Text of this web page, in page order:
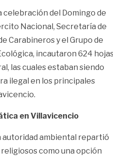
celebración del Domingo de
Nacional, Secretaría de
Carabineros y el Grupo de
incautaron 624
las cuales estaban siendo
ilegal en los principales
en Villavicencio
autoridad ambiental repartió
como una opción